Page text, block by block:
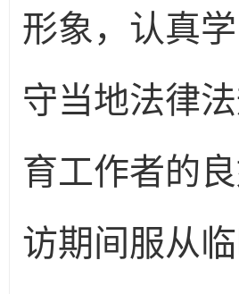
形象，认真
守当地法律
育工作者的
访期间服从